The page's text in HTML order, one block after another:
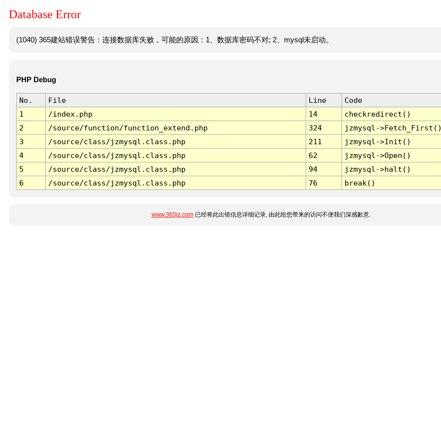
Database Error
(1040) 365建站错误警告：连接数据库失败，可能的原因：1、数据库密码不对; 2、mysql未启动。
PHP Debug
No. File Line
Code
1
/index.php 14
checkredirect()
2
/source/function/function_extend.php 324
jzmysql-
3
/source/class/jzmysql.class.php 211
jzmysql->Init()
4
/source/class/jzmysql.class.php 62
jzmysql->Open()
5
/source/class/jzmysql.class.php 94
jzmysql->halt()
6
/source/class/jzmysql.class.php 76 break()
www.365jz.com已经将此出错信息详细记录, 由此给您带来的访问不便我们深感歉意.